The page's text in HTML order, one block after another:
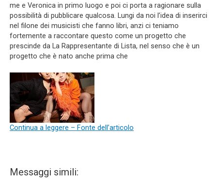
me e Veronica in primo luogo e poi ci porta a ragionare sulla
possibilità di pubblicare qualcosa. Lungi da noi l’idea di inserirci
nel filone dei musicisti che fanno libri, anzi ci teniamo
fortemente a raccontare questo come un progetto che
prescinde da La Rappresentante di Lista, nel senso che è un
progetto che è nato anche prima che
Continua a leggere – Fonte dell’articolo
Messaggi simili: